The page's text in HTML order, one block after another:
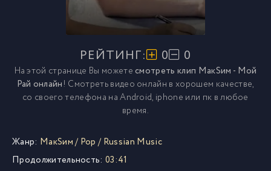
РЕЙТИНГ: 0 0
На этой странице Вы можетесмотреть клип МакSим - Мой
Рай онлайн! Смотреть видео онлайн в хорошем качестве,
со своего телефона на Android, iphone или пк в любое
время.
Жанр: МакSим/ Pop / Russian Music
Продолжительность: 03:41